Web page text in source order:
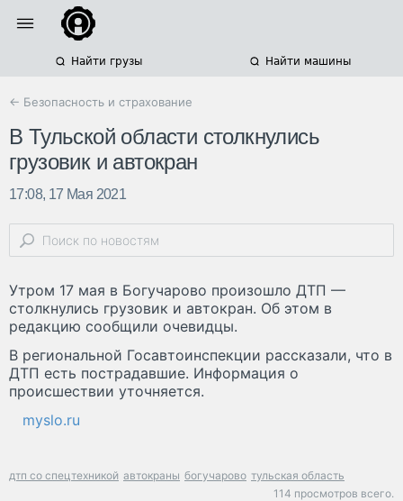
Найти грузы Найти машины
← Безопасность и страхование
В Тульской области столкнулись
грузовик и автокран
17:08, 17 Мая 2021
Утром 17 мая в Богучарово произошло ДТП —
столкнулись грузовик и автокран. Об этом в
редакцию сообщили очевидцы.
В региональной Госавтоинспекции рассказали, что в
ДТП есть пострадавшие. Информация о
происшествии уточняется.
myslo.ru
дтп со спецтехникой автокраны богучарово тульская область
114 просмотров всего.